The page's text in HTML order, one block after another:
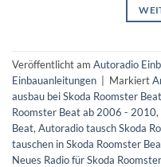
Veröffentlicht am Autoradio
Einbauanleitungen
Markiert
ausbau bei Skoda Roomster Beat
Roomster Beat ab 2006 - 2010,
Beat, Autoradio tausch Skoda
tauschen in Skoda Roomster
Neues Radio für Skoda